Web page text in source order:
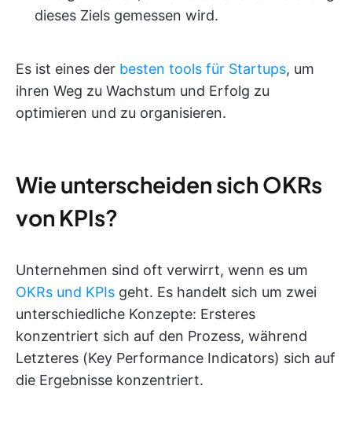
dieses Ziels gemessen wird.
Es ist eines der besten tools für Startups, um
ihren Weg zu Wachstum und Erfolg zu
optimieren und zu organisieren.
Wie unterscheiden sich OKRs
von KPIs?
Unternehmen sind oft verwirrt, wenn es um
OKRs und KPIs geht. Es handelt sich um zwei
unterschiedliche Konzepte: Ersteres
konzentriert sich auf den Prozess, während
Letzteres (Key Performance Indicators) sich auf
die Ergebnisse konzentriert.